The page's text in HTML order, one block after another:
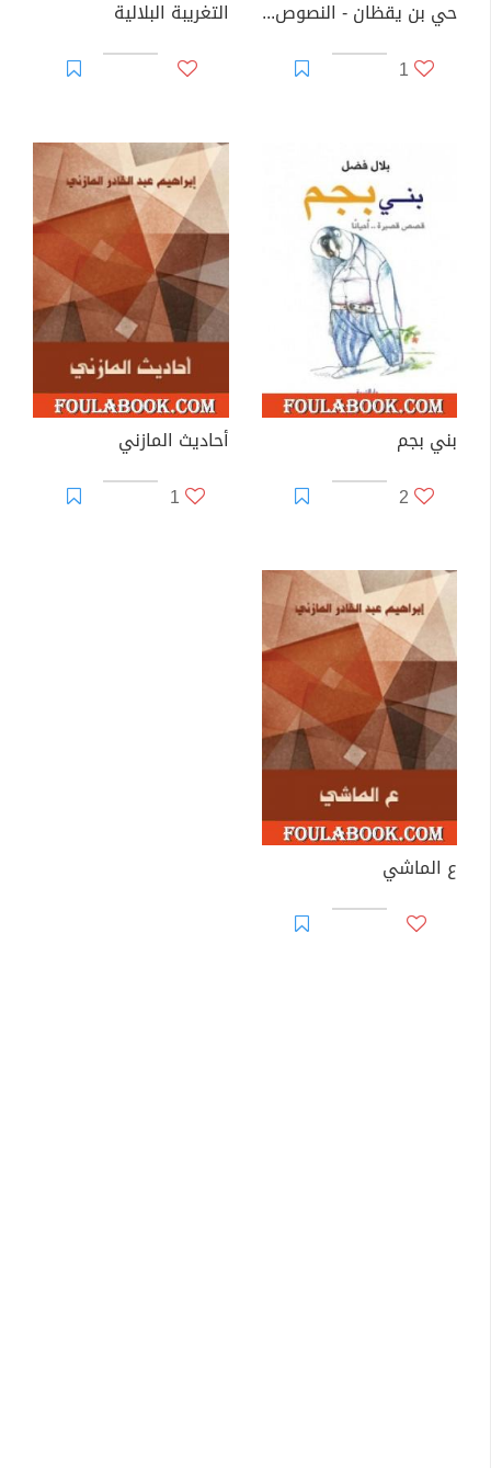
حي بن يقظان - النصوص الأربعة ومبدعوها
1
التغريبة البلالية
بني بجم
2
أحاديث المازني
1
ع الماشي